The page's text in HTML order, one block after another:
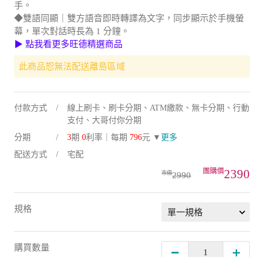
◆雙語同顯｜雙方語音即時轉譯為文字，同步顯示於手機螢
幕，單次對話時長為 1 分鐘。
▶ 點我看更多旺德精選商品
此商品恕無法配送離島區域
支付、大哥付你分期
3期0 利率｜每期796
配送方式
宅配